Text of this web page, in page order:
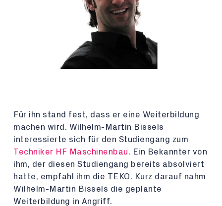
Für ihn stand fest, dass er eine Weiterbildung
machen wird. Wilhelm-Martin Bissels
interessierte sich für den Studiengang zum
Techniker HF Maschinenbau. Ein Bekannter von
ihm, der diesen Studiengang bereits absolviert
hatte, empfahl ihm die TEKO. Kurz darauf nahm
Wilhelm-Martin Bissels die geplante
Weiterbildung in Angriff.